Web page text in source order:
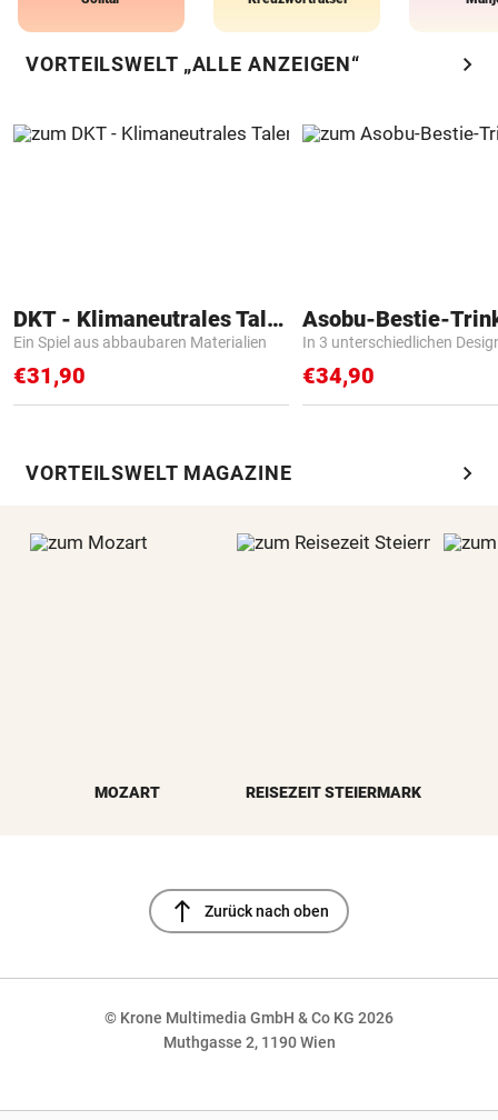
VORTEILSWELT „ALLE ANZEIGEN“ chevron_right
DKT - Klimaneutrales Talent
Ein Spiel aus abbaubaren Materialien
€31,90
Asobu-Bestie-
In 3 unterschiedlichen
€34,90
VORTEILSWELT MAGAZINE chevron_right
MOZART REISEZEIT STEIERMARK
north Zurück nach oben
© Krone Multimedia GmbH & Co KG 2026
Muthgasse 2, 1190 Wien